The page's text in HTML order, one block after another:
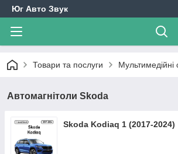
Юг Авто Звук
Товари та послуги Мультимедійні
Автомагнітоли Skoda
Skoda Kodiaq 1 (2017-2024)